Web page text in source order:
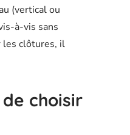
(vertical ou
à-vis sans
les clôtures, il
choisir